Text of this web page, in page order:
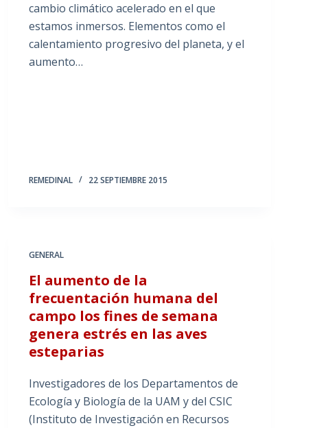
cambio climático acelerado en el que
estamos inmersos. Elementos como el
calentamiento progresivo del planeta, y el
aumento…
REMEDINAL 22 SEPTIEMBRE 2015
GENERAL
El aumento de la
frecuentación humana del
campo los fines de semana
genera estrés en las aves
esteparias
Investigadores de los Departamentos de
Ecología y Biología de la UAM y del CSIC
(Instituto de Investigación en Recursos